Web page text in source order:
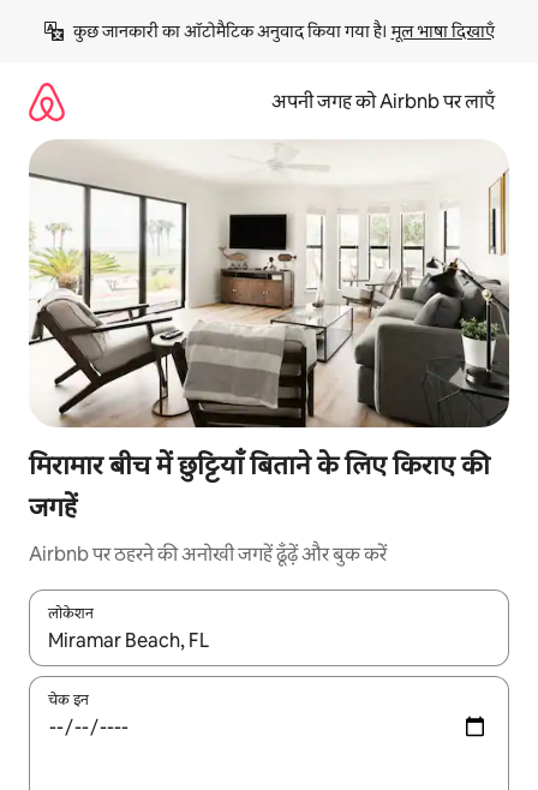
छोड़कर
कॉन्टेंट
कुछ जानकारी का ऑटोमैटिक अनुवाद किया गया है। मूल भाषा दिखाएँ
अपनी जगह को Airbnb पर लाएँ
मिरामार बीच में छुट्टियाँ बिताने के लिए किराए की
जगहें
Airbnb पर ठहरने की अनोखी जगहें ढूँढ़ें और बुक करें
लोकेशन
नतीजों के उपलब्ध होने पर, अप और डाउन 'ऐरो की' का इस्तेमाल करके नेविगेट
चेक इन